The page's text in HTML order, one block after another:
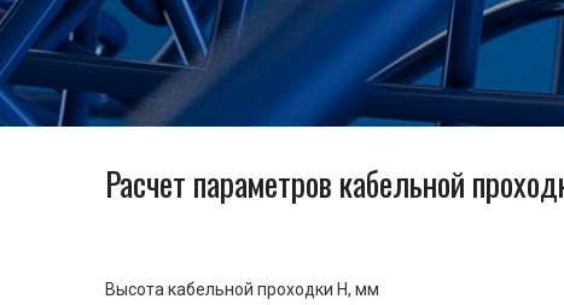
Расчет параметров кабельной
Высота кабельной проходки H, мм